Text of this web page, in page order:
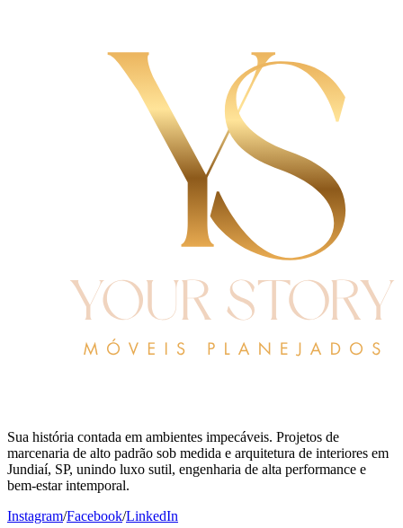
Sua história contada em ambientes impecáveis. Projetos de
marcenaria de alto padrão sob medida e arquitetura de interiores em
Jundiaí, SP, unindo luxo sutil, engenharia de alta performance e
bem-estar intemporal.
Instagram/Facebook/LinkedIn